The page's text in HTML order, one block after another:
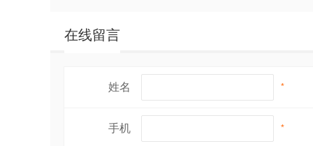
在线留言
姓名 *
手机 *